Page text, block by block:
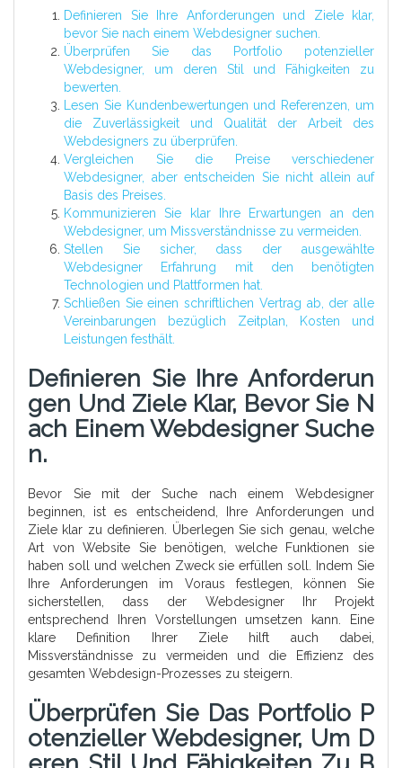
Definieren Sie Ihre Anforderungen und Ziele klar,
bevor Sie nach einem Webdesigner suchen.
Überprüfen Sie das Portfolio potenzieller
Webdesigner, um deren Stil und Fähigkeiten zu
bewerten.
Lesen Sie Kundenbewertungen und Referenzen, um
die Zuverlässigkeit und Qualität der Arbeit des
Webdesigners zu überprüfen.
Vergleichen Sie die Preise verschiedener
Webdesigner, aber entscheiden Sie nicht allein auf
Basis des Preises.
Kommunizieren Sie klar Ihre Erwartungen an den
Webdesigner, um Missverständnisse zu vermeiden.
Stellen Sie sicher, dass der ausgewählte
Webdesigner Erfahrung mit den benötigten
Technologien und Plattformen hat.
Schließen Sie einen schriftlichen Vertrag ab, der alle
Vereinbarungen bezüglich Zeitplan, Kosten und
Leistungen festhält.
Definieren Sie Ihre Anforderun
Gen Und Ziele Klar, Bevor Sie N
Ach Einem Webdesigner Suche
N.
Bevor Sie mit der Suche nach einem Webdesigner
beginnen, ist es entscheidend, Ihre Anforderungen und
Ziele klar zu definieren. Überlegen Sie sich genau, welche
Art von Website Sie benötigen, welche Funktionen sie
haben soll und welchen Zweck sie erfüllen soll. Indem Sie
Ihre Anforderungen im Voraus festlegen, können Sie
sicherstellen, dass der Webdesigner Ihr Projekt
entsprechend Ihren Vorstellungen umsetzen kann. Eine
klare Definition Ihrer Ziele hilft auch dabei,
Missverständnisse zu vermeiden und die Effizienz des
gesamten Webdesign-Prozesses zu steigern.
Überprüfen Sie Das Portfolio P
Otenzieller Webdesigner, Um D